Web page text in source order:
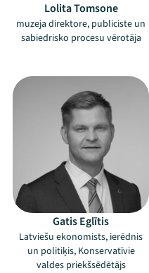
Lolita Tomsone
muzeja direktore, publiciste un
sabiedrisko procesu vērotāja
Gatis Eglītis
Latviešu ekonomists, ierēdnis
un politiķis, Konservatīvie
valdes priekšsēdētājs